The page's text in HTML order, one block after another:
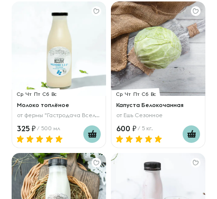
Ср Чт Пт Сб Вс
Молоко топлёное
от фермы "Гастродача Вселуг"
325 / 500 мл
Ср Чт Пт Сб Вс
Капуста Белокочанная
от Ешь Сезонное
600 / 5 кг.